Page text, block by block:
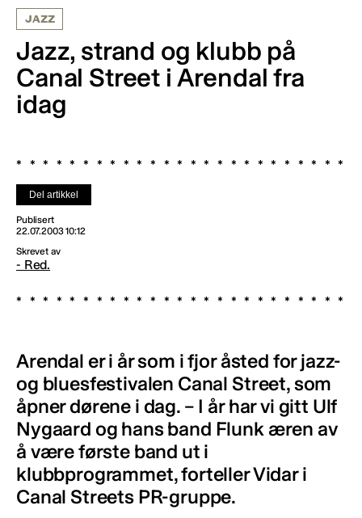
JAZZ
Jazz, strand og klubb på
Canal Street i Arendal fra
idag
Del artikkel
Publisert
22.07.2003 10:12
Skrevet av
- Red.
Arendal er i år som i fjor åsted for jazz-
og bluesfestivalen Canal Street, som
åpner dørene i dag. – I år har vi gitt Ulf
Nygaard og hans band Flunk æren av
å være første band ut i
klubbprogrammet, forteller Vidar i
Canal Streets PR-gruppe.